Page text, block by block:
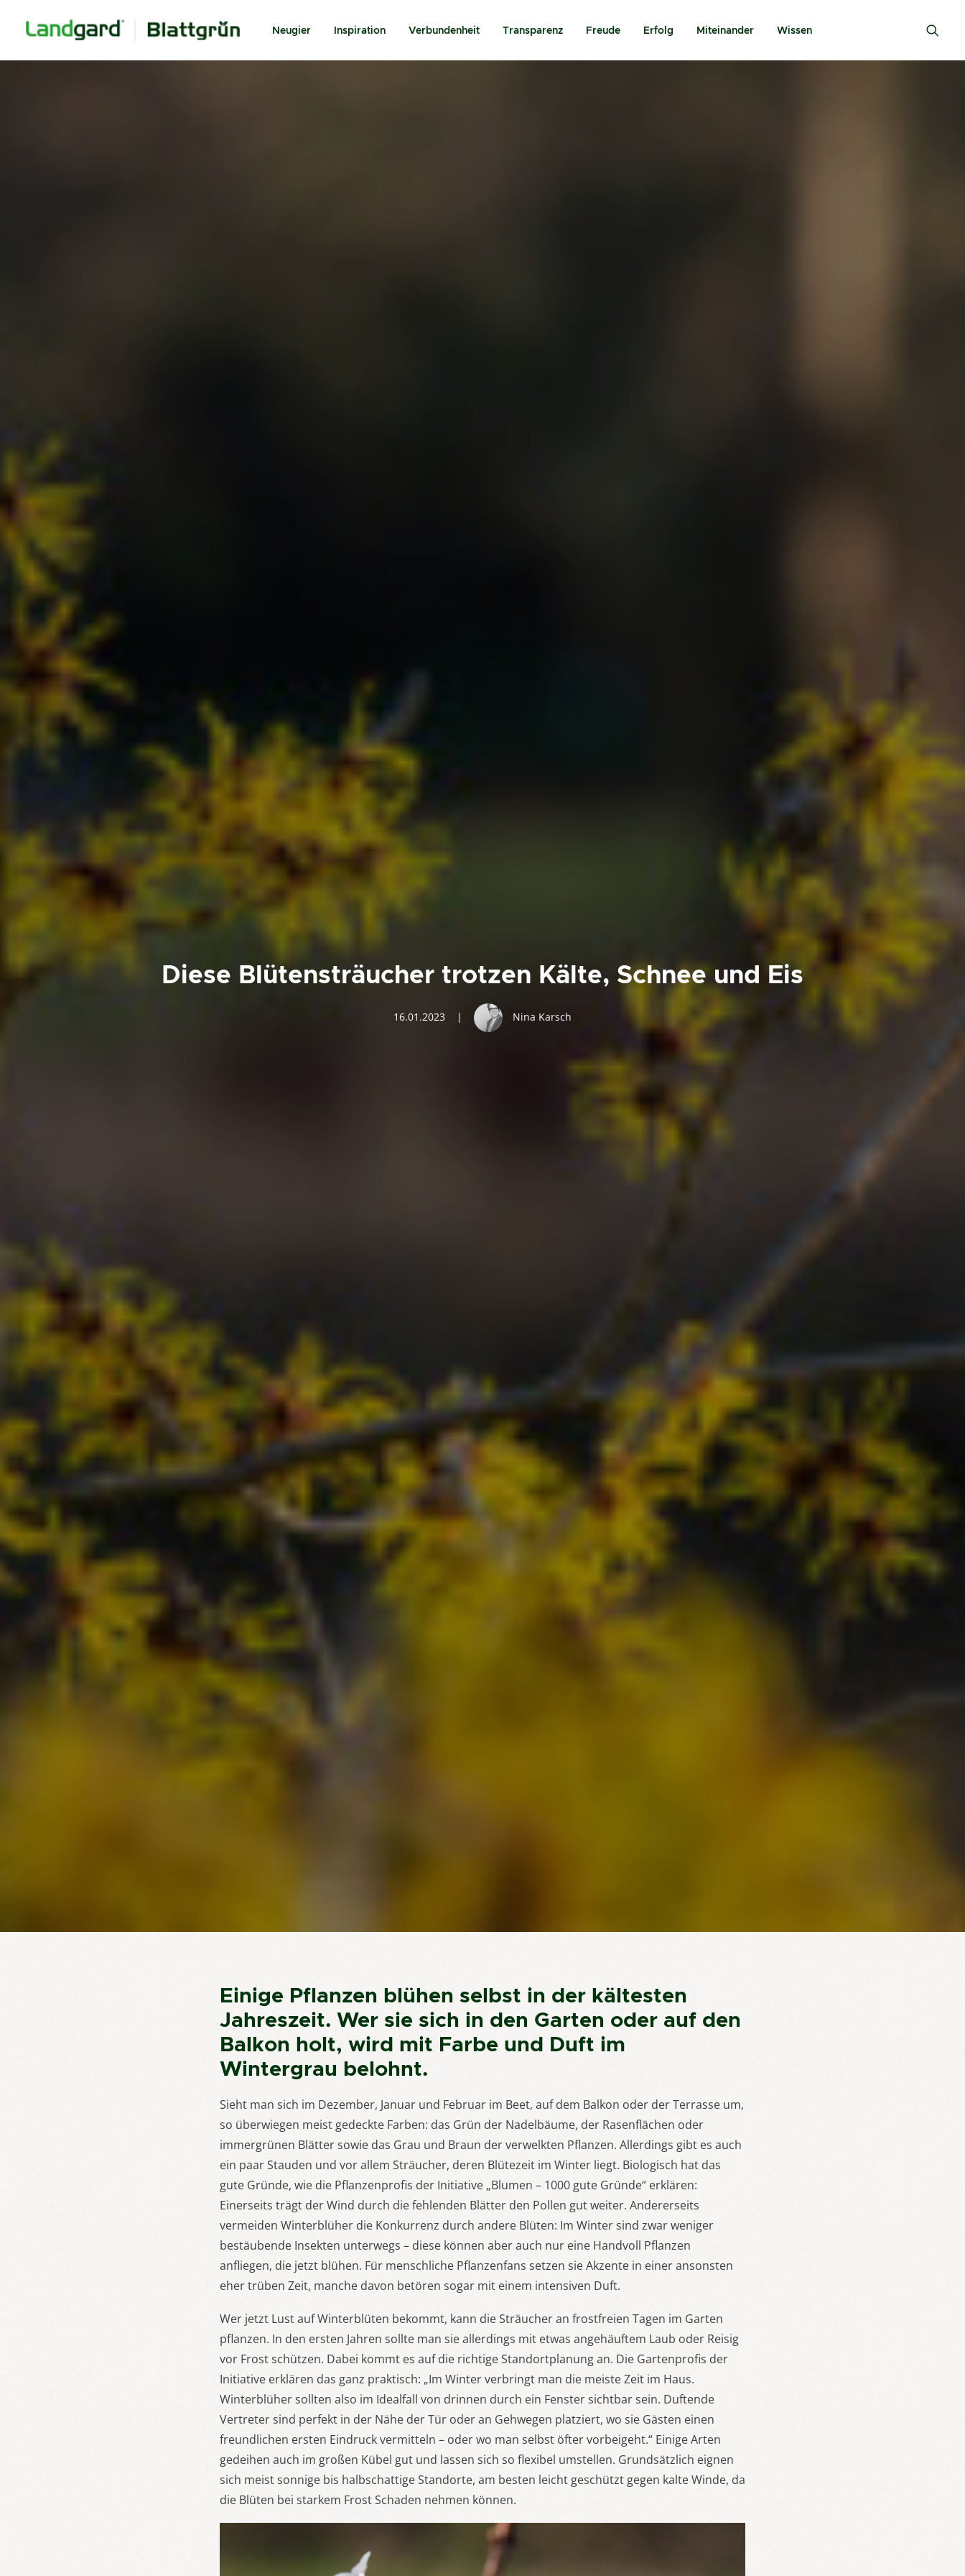
Neugier Inspiration Verbundenheit Transparenz Freude Erfolg Miteinander Wissen
Diese Blütensträucher trotzen Kälte, Schnee und Eis
16.01.2023 | Nina Karsch
Einige Pflanzen blühen selbst in der kältesten
Jahreszeit. Wer sie sich in den Garten oder auf den
Balkon holt, wird mit Farbe und Duft im
Wintergrau belohnt.
Sieht man sich im Dezember, Januar und Februar im Beet, auf dem Balkon oder der Terrasse um,
so überwiegen meist gedeckte Farben: das Grün der Nadelbäume, der Rasenflächen oder
immergrünen Blätter sowie das Grau und Braun der verwelkten Pflanzen. Allerdings gibt es auch
ein paar Stauden und vor allem Sträucher, deren Blütezeit im Winter liegt. Biologisch hat das
gute Gründe, wie die Pflanzenprofis der Initiative „Blumen – 1000 gute Gründe“ erklären:
Einerseits trägt der Wind durch die fehlenden Blätter den Pollen gut weiter. Andererseits
vermeiden Winterblüher die Konkurrenz durch andere Blüten: Im Winter sind zwar weniger
bestäubende Insekten unterwegs – diese können aber auch nur eine Handvoll Pflanzen
anfliegen, die jetzt blühen. Für menschliche Pflanzenfans setzen sie Akzente in einer ansonsten
eher trüben Zeit, manche davon betören sogar mit einem intensiven Duft.
Wer jetzt Lust auf Winterblüten bekommt, kann die Sträucher an frostfreien Tagen im Garten
pflanzen. In den ersten Jahren sollte man sie allerdings mit etwas angehäuftem Laub oder Reisig
vor Frost schützen. Dabei kommt es auf die richtige Standortplanung an. Die Gartenprofis der
Initiative erklären das ganz praktisch: „Im Winter verbringt man die meiste Zeit im Haus.
Winterblüher sollten also im Idealfall von drinnen durch ein Fenster sichtbar sein. Duftende
Vertreter sind perfekt in der Nähe der Tür oder an Gehwegen platziert, wo sie Gästen einen
freundlichen ersten Eindruck vermitteln – oder wo man selbst öfter vorbeigeht.“ Einige Arten
gedeihen auch im großen Kübel gut und lassen sich so flexibel umstellen. Grundsätzlich eignen
sich meist sonnige bis halbschattige Standorte, am besten leicht geschützt gegen kalte Winde, da
die Blüten bei starkem Frost Schaden nehmen können.